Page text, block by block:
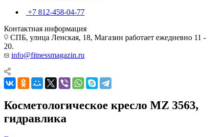
+7 812-458-04-77
Контактная информация
СПБ, улица Ленская, 18, Магазин работает ежедневно 11 -
20.
info@fitnessmagazin.ru
Косметологическое кресло MZ 3563,
гидравлика